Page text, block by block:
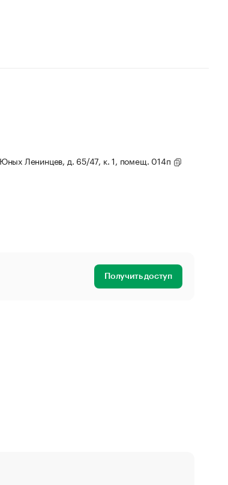
Юных Ленинцев, д. 65/47, к. 1, помещ. 014п
Получить доступ